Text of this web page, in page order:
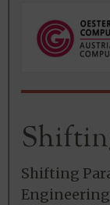
Shifting